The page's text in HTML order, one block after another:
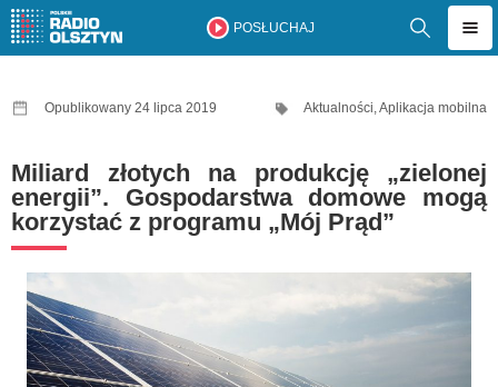
POSŁUCHAJ
Opublikowany 24 lipca 2019 Aktualności,Aplikacja mobilna
Miliard złotych na produkcję „zielonej
energii”. Gospodarstwa domowe mogą
korzystać z programu „Mój Prąd”